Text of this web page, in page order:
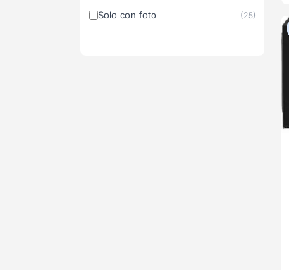
Solo con foto (25)